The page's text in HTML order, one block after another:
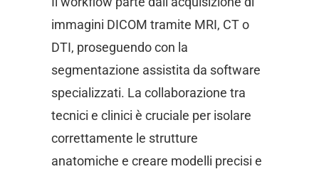
immagini DICOM tramite MRI, CT o
DTI, proseguendo con la
segmentazione assistita da software
specializzati. La collaborazione tra
tecnici e clinici è cruciale per isolare
correttamente le strutture
anatomiche e creare modelli precisi e